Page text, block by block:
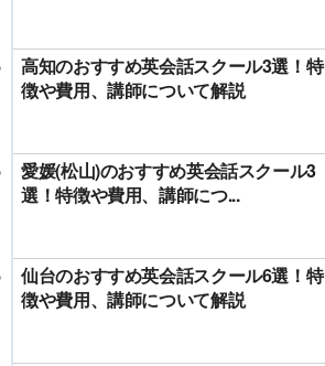
高知のおすすめ英会話スクール3選！特
徴や費用、講師について解説
愛媛(松山)のおすすめ英会話スクール3
選！特徴や費用、講師につ...
仙台のおすすめ英会話スクール6選！特
徴や費用、講師について解説